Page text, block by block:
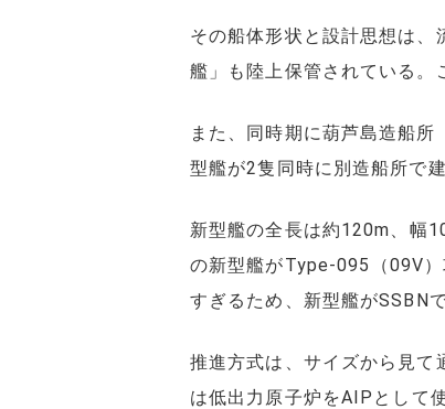
その船体形状と設計思想は
艦」も陸上保管されている。
また、同時期に葫芦島造船
型艦が2隻同時に別造船所で
新型艦の全長は約120m、幅
の新型艦がType-095（09V
すぎるため、新型艦がSSBN
推進方式は、サイズから見て
は低出力原子炉をAIPとして